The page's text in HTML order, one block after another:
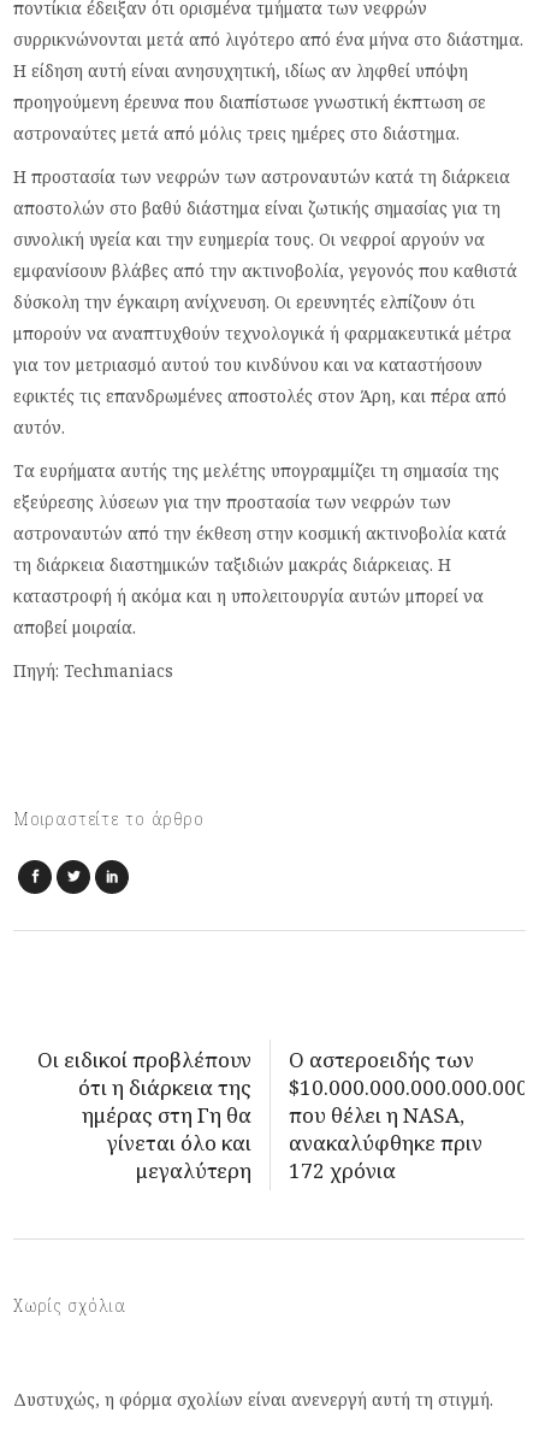
ποντίκια έδειξαν ότι ορισμένα τμήματα των νεφρών
συρρικνώνονται μετά από λιγότερο από ένα μήνα στο διάστημα.
Η είδηση αυτή είναι ανησυχητική, ιδίως αν ληφθεί υπόψη
προηγούμενη έρευνα που διαπίστωσε γνωστική έκπτωση σε
αστροναύτες μετά από μόλις τρεις ημέρες στο διάστημα.
Η προστασία των νεφρών των αστροναυτών κατά τη διάρκεια
αποστολών στο βαθύ διάστημα είναι ζωτικής σημασίας για τη
συνολική υγεία και την ευημερία τους. Οι νεφροί αργούν να
εμφανίσουν βλάβες από την ακτινοβολία, γεγονός που καθιστά
δύσκολη την έγκαιρη ανίχνευση. Οι ερευνητές ελπίζουν ότι
μπορούν να αναπτυχθούν τεχνολογικά ή φαρμακευτικά μέτρα
για τον μετριασμό αυτού του κινδύνου και να καταστήσουν
εφικτές τις επανδρωμένες αποστολές στον Άρη, και πέρα από
αυτόν.
Τα ευρήματα αυτής της μελέτης υπογραμμίζει τη σημασία της
εξεύρεσης λύσεων για την προστασία των νεφρών των
αστροναυτών από την έκθεση στην κοσμική ακτινοβολία κατά
τη διάρκεια διαστημικών ταξιδιών μακράς διάρκειας. Η
καταστροφή ή ακόμα και η υπολειτουργία αυτών μπορεί να
αποβεί μοιραία.
Πηγή: Techmaniacs
Μοιραστείτε το άρθρο
Οι ειδικοί προβλέπουν
ότι η διάρκεια της
ημέρας στη Γη θα
γίνεται όλο και
μεγαλύτερη
Ο αστεροειδής των
που θέλει η NASA,
ανακαλύφθηκε πριν
172 χρόνια
Χωρίς σχόλια
Δυστυχώς, η φόρμα σχολίων είναι ανενεργή αυτή τη στιγμή.